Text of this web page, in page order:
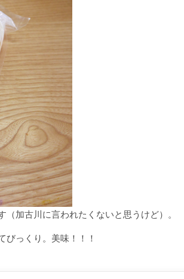
加古川に言われたくないと思うけど）。
びっくり。美味！！！